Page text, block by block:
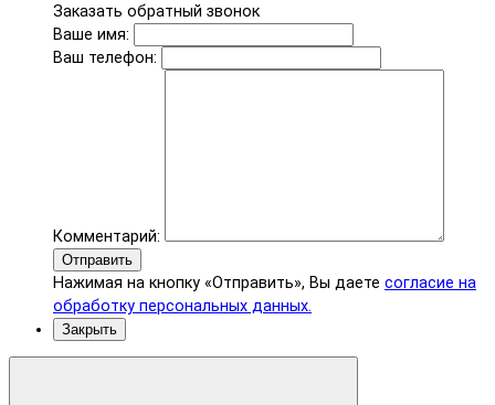
Заказать обратный звонок
Ваше имя:
Ваш телефон:
Комментарий:
Отправить
Нажимая на кнопку «Отправить», Вы даете согласие на
обработку персональных данных.
Закрыть